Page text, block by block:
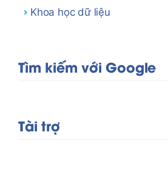
Khoa học dữ liệu
Tìm kiếm với Google
Tài trợ